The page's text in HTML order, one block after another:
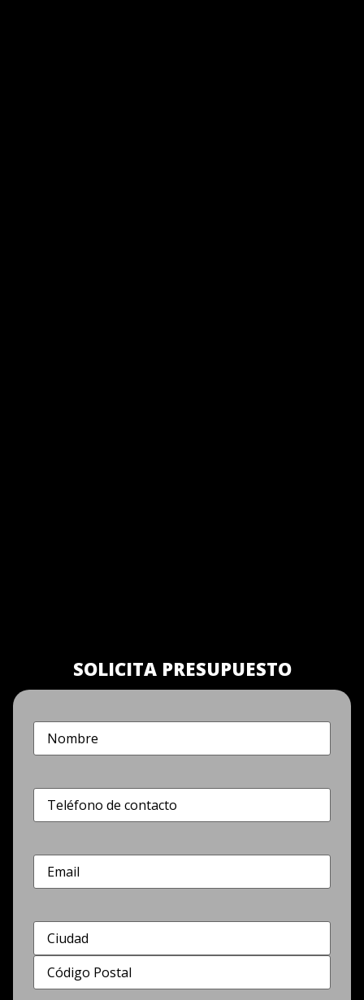
SOLICITA PRESUPUESTO
Nombre
Teléfono(Obligatorio)
Correo
electrónico
Dirección